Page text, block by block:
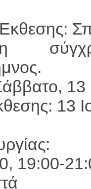
Έκθεσης:
13
13
19:00-